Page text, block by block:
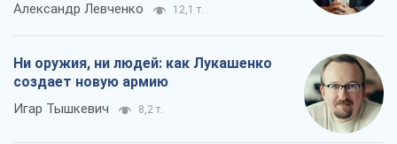
Александр Левченко 12,1 т.
Ни оружия, ни людей: как Лукашенко
создает новую армию
Игар Тышкевич 8,2 т.